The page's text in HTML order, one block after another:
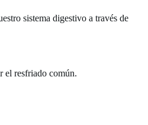
sistema digestivo a través de
el resfriado común.